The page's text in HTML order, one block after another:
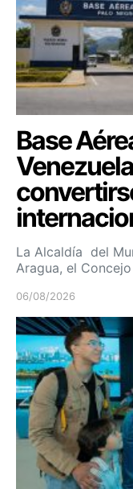
Base
La Alcaldía del
Aragua, el
06/08/2026